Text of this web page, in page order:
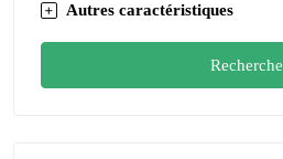
Autres caractéristiques
Recherche